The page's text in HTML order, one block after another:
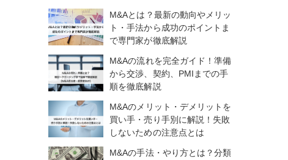
M&Aとは？最新の動向やメリッ
ト・手法から成功のポイントま
で専門家が徹底解説
M&Aの流れを完全ガイド！準備
から交渉、契約、PMIまでの手
順を徹底解説
M&Aのメリット・デメリットを
買い手・売り手別に解説！失敗
しないための注意点とは
M&Aの手法・やり方とは？分類